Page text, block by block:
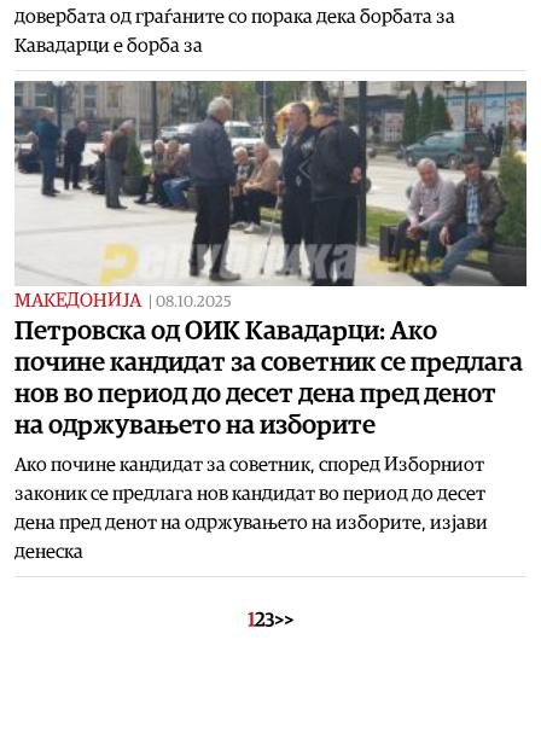
довербата од граѓаните со порака дека борбата за
Кавадарци е борба за
МАКЕДОНИЈА 08.10.2025
Петровска од ОИК Кавадарци: Ако
почине кандидат за советник се предлага
нов во период до десет дена пред денот
на одржувањето на изборите
Ако почине кандидат за советник, според Изборниот
законик се предлага нов кандидат во период до десет
дена пред денот на одржувањето на изборите, изјави
денеска
123>>